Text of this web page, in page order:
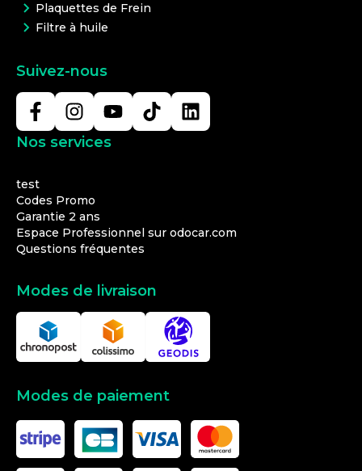
Plaquettes de Frein
Filtre à huile
Suivez-nous
Nos services
test
Codes Promo
Garantie 2 ans
Espace Professionnel sur odocar.com
Questions fréquentes
Modes de livraison
Modes de paiement